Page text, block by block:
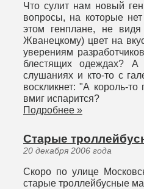
Что сулит нам новый
вопросы, на которые
этом генплане, не
Жванецкому) цвет на
уверениям
блестящих одеждах? А
слушаниях и кто-то с
воскликнет: "А король-
вмиг испарится?
Подробнее »
Старые
20 декабря 2006 года
Скоро по улице
старые троллейбусные